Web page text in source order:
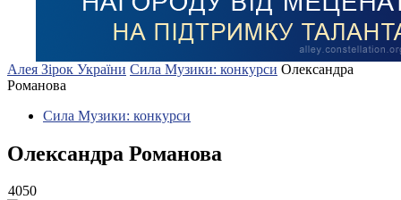
Алея Зірок України Сила Музики: конкурси Олександра
Романова
Сила Музики: конкурси
Олександра Романова
4050